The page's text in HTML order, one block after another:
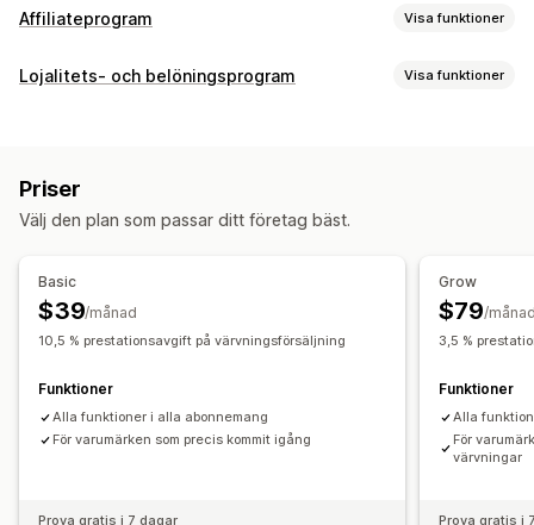
Affiliateprogram Visa funktioner
Provisionsalternativ
Hänvisningshantering
Automatisk spårning
Rabatter
E-postspårning
Bedrägeribekämpning
Spårning i realtid
Affiliate-upplevelse
Anpassade instrumentpaneler
Anpassad registrering Varumärkesportal
Lojalitets- och belöningsprogram Visa funktioner
Hänvisningar
Gratisprodukter
Priser
Välj den plan som passar ditt företag bäst.
Basic
$39/månad
10,5 % prestationsavgift på värvningsförsäljning
Funktioner
Alla funktioner i alla abonnemang
För varumärken som precis kommit igång
Prova gratis i 7 dagar
Grow
$79/
3,5 %
Funktioner
Alla
För
värvningar
Prova gratis i